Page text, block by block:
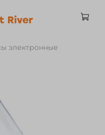
электронные